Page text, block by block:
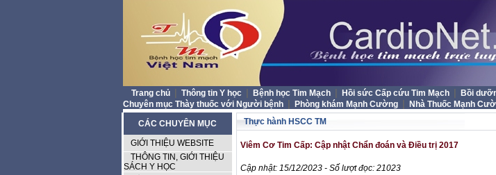
Trang chủ Thông tin Y học Bệnh học Tim Mạch Hồi sức Cấp cứu Tim Mạch Bồi
Chuyên mục Thày thuốc với Người bệnh Phòng khám Mạnh Cường Nhà Thuốc Mạnh
CÁC CHUYÊN MỤC
GIỚI THIỆU WEBSITE
THÔNG TIN, GIỚI THIỆU
SÁCH Y HỌC
Thực hành HSCC TM
Viêm Cơ Tim Cấp: Cập nhật Chẩn đoán và Điều trị 2017
Cập nhật: 15/12/2023 - Số lượt đọc: 21023